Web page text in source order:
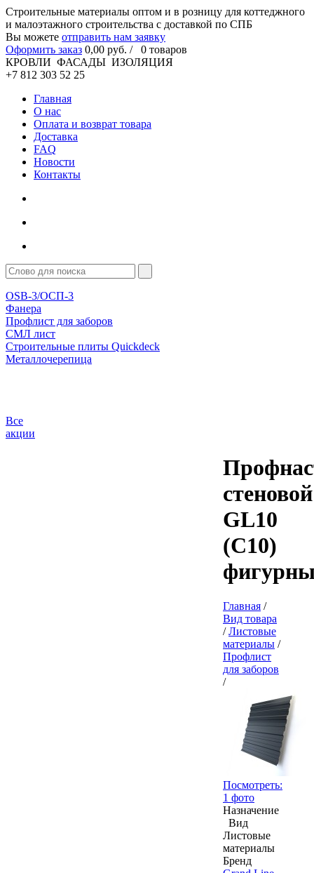
Cтроительные материалы оптом и в розницу для коттеджного
и малоэтажного строительства с доставкой по СПБ
Вы можете отправить нам заявку
Оформить заказ 0,00 руб. / 0 товаров
КРОВЛИ ФАСАДЫ ИЗОЛЯЦИЯ
+7 812 303 52 25
Главная
О нас
Оплата и возврат товара
Доставка
FAQ
Новости
Контакты
OSB-3/ОСП-3
Фанера
Профлист для заборов
СМЛ лист
Строительные плиты Quickdeck
Металлочерепица
Все
акции
стеновой
GL10
(С10)
Главная /
Вид товара
/Листовые
материалы /
Профлист
для заборов
/
Посмотреть:
1 фото
Назначение
Вид
Листовые
материалы
Бренд